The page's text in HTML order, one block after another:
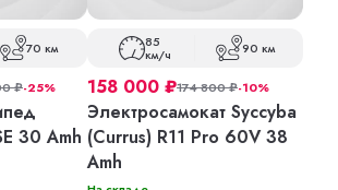
70 км
₽-25%
30 Amh
85
км/ч 90 км
158 000 ₽174 800₽-10%
Электросамокат Syccyba
(Currus) R11 Pro 60V 38
Amh